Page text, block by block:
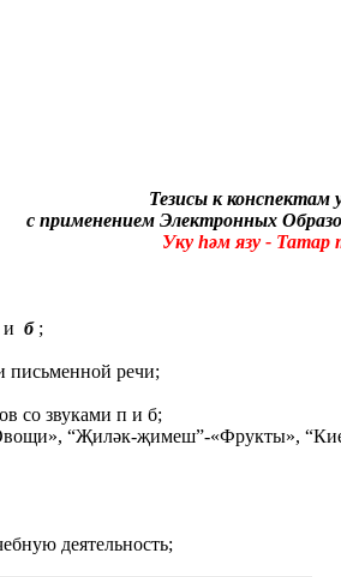
Тезисы к конспектам
с применением Электронных
Уку һәм язу - Татар
и б;
речи;
со звуками п и б;
“Җиләк-җимеш”-«Фрукты»,
деятельность;